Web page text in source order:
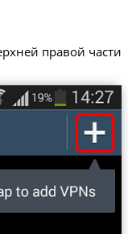
правой части